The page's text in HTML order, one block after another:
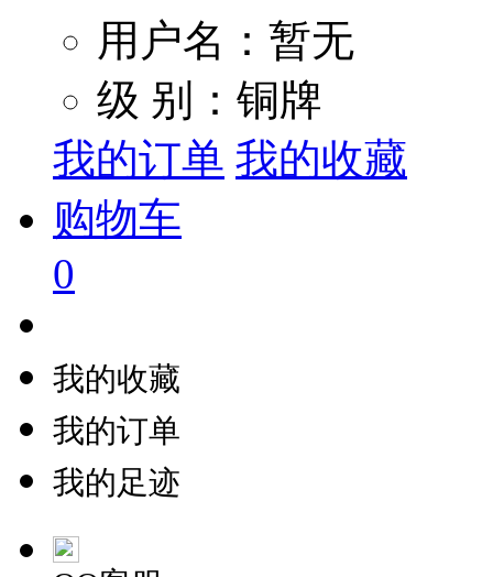
用户名：暂无
级 别：铜牌
我的订单 我的收藏
购物车
0
我的收藏
我的订单
我的足迹